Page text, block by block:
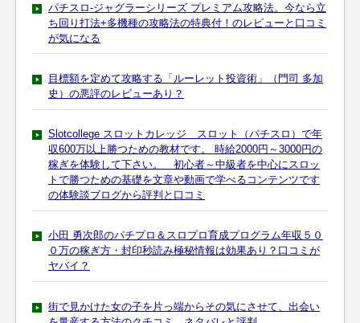
パチスロ-ジャグラーシリーズ プレミアム攻略法。今なら立
ち回り打法+多機種の攻略法の特典付！のレビューと口コミ
が気になる
目標額を定めて攻略する「ルーレット投資術」（門司 多加
史）の悪評のレビューあり？
Slotcollege スロットカレッジ スロット（パチスロ）で年
収600万以上勝つための教材です。 時給2000円～3000円の
稼ぎを体験して下さい。 初心者～中級者を中心にスロッ
トで勝つための基礎を文章や動画で学べるコンテンツです
の体験談ブログから評判と口コミ
小田 勇次郎のパチプロ＆スロプロ育成プログラム年収５０
０万の稼ぎ方・封印秒読み極秘情報は効果あり？口コミが
ヤバイ？
街で見かけた女の子を片っ端からその気にさせて、出会い